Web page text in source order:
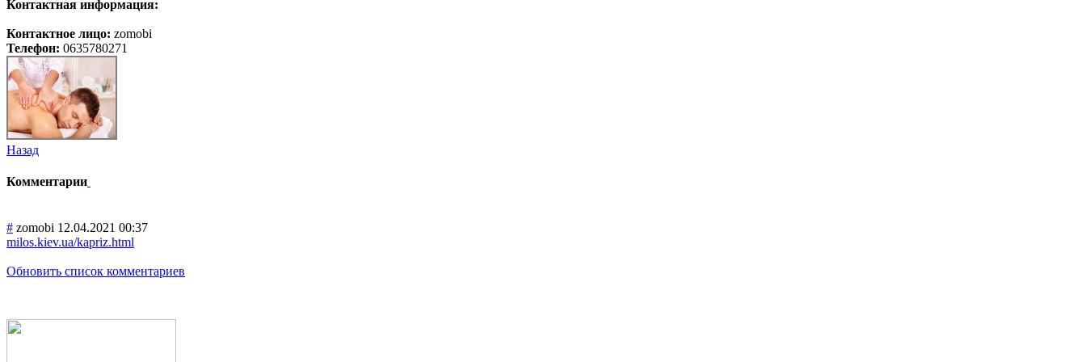
Контактная информация:
Контактное лицо: zomobi
Телефон: 0635780271
Назад
Комментарии
# zomobi 12.04.2021 00:37
milos.kiev.ua/kapriz.html
Обновить список комментариев